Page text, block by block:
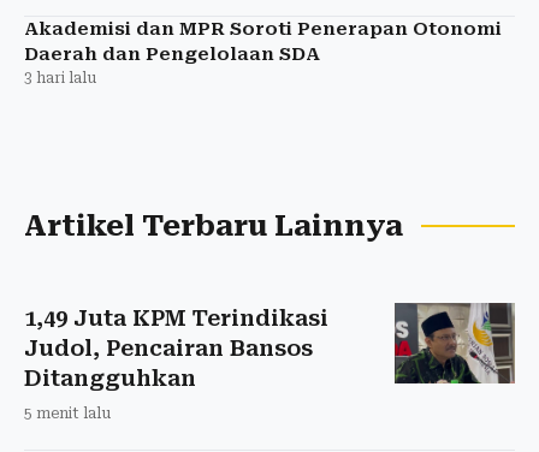
Akademisi dan MPR Soroti Penerapan Otonomi
Daerah dan Pengelolaan SDA
3 hari lalu
Artikel Terbaru Lainnya
1,49 Juta KPM Terindikasi
Judol, Pencairan Bansos
Ditangguhkan
5 menit lalu